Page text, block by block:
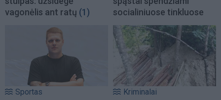
vagonėlis ant ratų (1)
socialiniuose tinkluose
Sportas Kriminalai